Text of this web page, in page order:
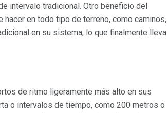
intervalo tradicional. Otro beneficio del
en todo tipo de terreno, como caminos,
en su sistema, lo que finalmente lleva
de ritmo ligeramente más alto en sus
o intervalos de tiempo, como 200 metros o